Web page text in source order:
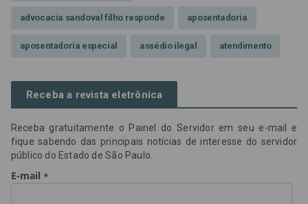
advocacia sandoval filho responde aposentadoria
aposentadoria especial assédio ilegal atendimento
credores prioritários Dia do Servidor Público
Dia dos Professores expediente
Receba a revista eletrônica
Receba gratuitamente o Painel do Servidor em seu e-mail e
fique sabendo das principais notícias de interesse do servidor
público do Estado de São Paulo.